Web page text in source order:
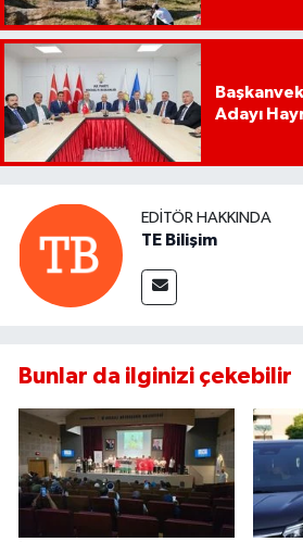
Adayı
EDITÖR HAKKINDA
TE Bilişim
Bunlar da ilginizi çekebilir